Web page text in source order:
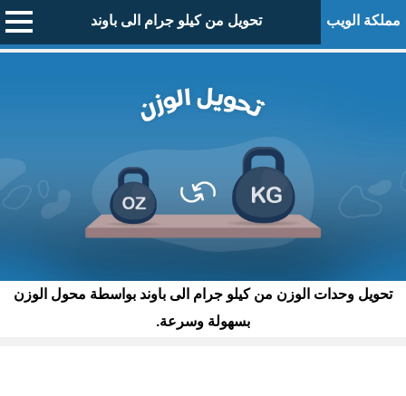
مملكة الويب تحويل من كيلو جرام الى باوند
تحويل وحدات الوزن من كيلو جرام الى باوند بواسطة محول الوزن
بسهولة وسرعة.